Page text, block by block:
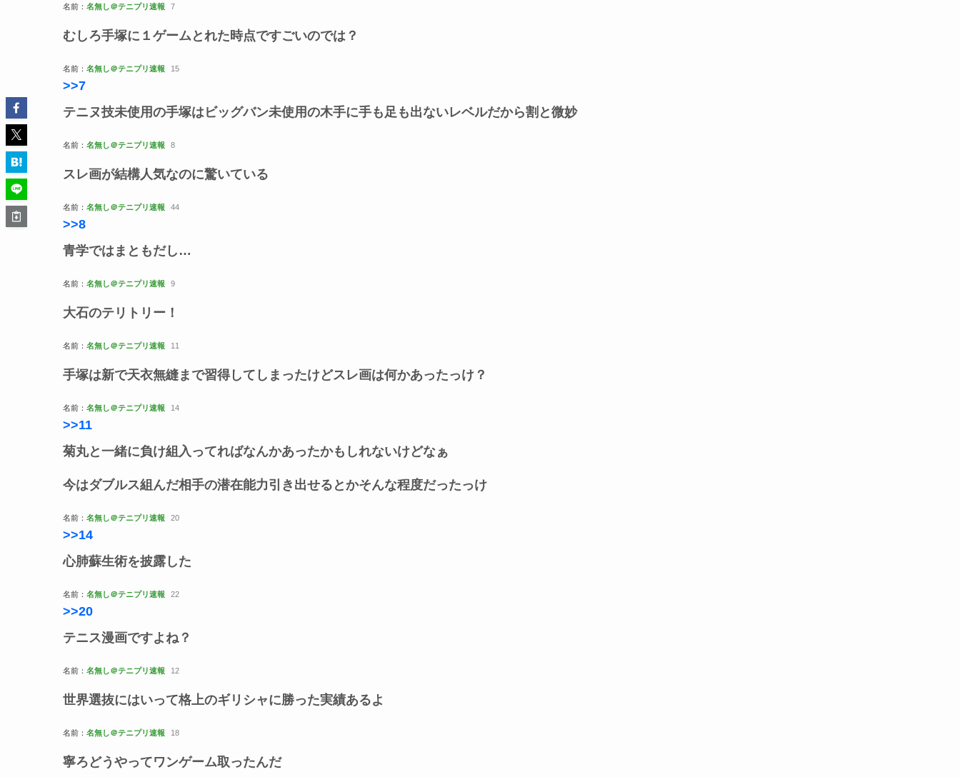
名前： 名無し＠テニプリ速報 7
むしろ手塚に１ゲームとれた時点ですごいのでは？
名前： 名無し＠テニプリ速報 15
>>7
テニヌ技未使用の手塚はビッグバン未使用の木手に手も足も出ないレベルだから割と微妙
名前： 名無し＠テニプリ速報 8
スレ画が結構人気なのに驚いている
名前： 名無し＠テニプリ速報 44
>>8
青学ではまともだし…
名前： 名無し＠テニプリ速報 9
大石のテリトリー！
名前： 名無し＠テニプリ速報 11
手塚は新で天衣無縫まで習得してしまったけどスレ画は何かあったっけ？
名前： 名無し＠テニプリ速報 14
>>11
菊丸と一緒に負け組入ってればなんかあったかもしれないけどなぁ
今はダブルス組んだ相手の潜在能力引き出せるとかそんな程度だったっけ
名前： 名無し＠テニプリ速報 20
>>14
心肺蘇生術を披露した
名前： 名無し＠テニプリ速報 22
>>20
テニス漫画ですよね？
名前： 名無し＠テニプリ速報 12
世界選抜にはいって格上のギリシャに勝った実績あるよ
名前： 名無し＠テニプリ速報 18
寧ろどうやってワンゲーム取ったんだ